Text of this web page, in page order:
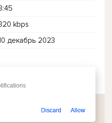
kbps
декабрь 2023
Discard Allow